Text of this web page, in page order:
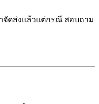
จัดส่งแล้วแต่กรณี สอบถาม